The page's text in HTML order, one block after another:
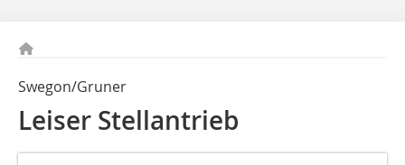
Swegon/Gruner
Leiser Stellantrieb